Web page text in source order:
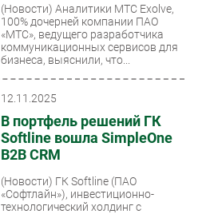
(Новости) Аналитики МТС Exolve,
100% дочерней компании ПАО
«МТС», ведущего разработчика
коммуникационных сервисов для
бизнеса, выяснили, что...
12.11.2025
В портфель решений ГК
Softline вошла SimpleOne
B2B CRM
(Новости) ГК Softline (ПАО
«Софтлайн»), инвестиционно-
технологический холдинг с